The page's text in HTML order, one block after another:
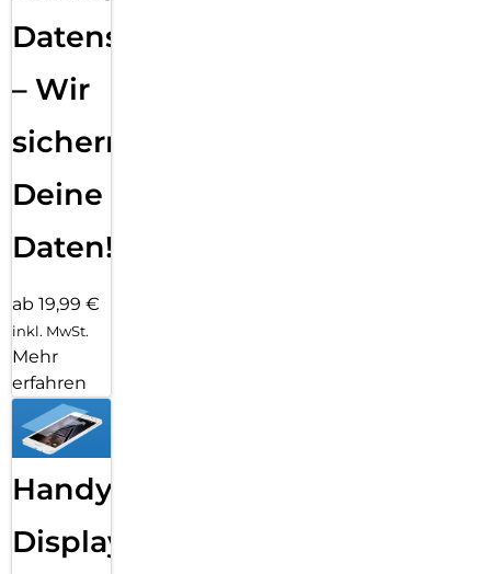
Datensicherung
– Wir
sichern
Deine
Daten!
ab 19,99 €
inkl. MwSt.
Mehr
erfahren
Handy
Displayfolie